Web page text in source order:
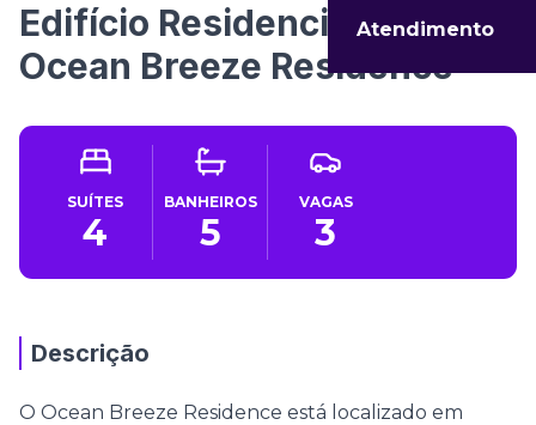
Atendimento
Edifício Residencial Portinax
Ocean Breeze Residence
SUÍTES
4
BANHEIROS
5
VAGAS
3
Descrição
O Ocean Breeze Residence está localizado em